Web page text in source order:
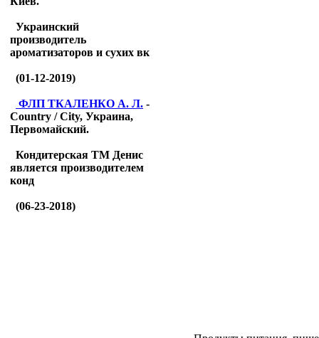
Украинский
производитель
ароматизаторов и сухих вк
(01-12-2019)
ФЛП ТКАЛЕНКО А. Л. -
Country / City, Украина,
Первомайский.
Кондитерская ТМ Денис
является производителем
конд
(06-23-2018)